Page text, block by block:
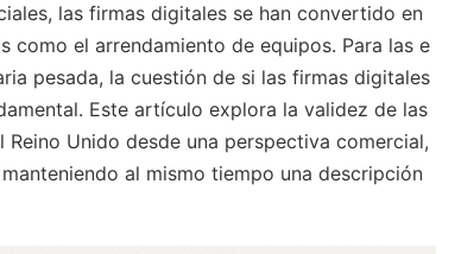
las firmas digitales se han convertido en
como el arrendamiento de equipos. Para las e
pesada, la cuestión de si las firmas digitales
Este artículo explora la validez de las
Unido desde una perspectiva comercial,
al mismo tiempo una descripción